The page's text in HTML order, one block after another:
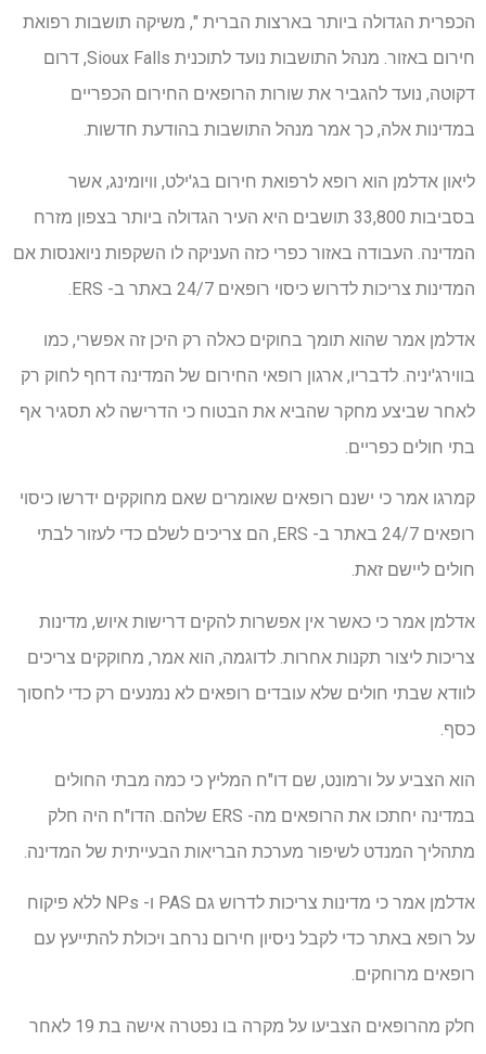
הכפרית הגדולה ביותר בארצות הברית ", משיקה תושבות רפואת
חירום באזור. מנהל התושבות נועד לתוכנית Sioux Falls, דרום
דקוטה, נועד להגביר את שורות הרופאים החירום הכפריים
במדינות אלה, כך אמר מנהל התושבות בהודעת חדשות.
ליאון אדלמן הוא רופא לרפואת חירום בג'ילט, וויומינג, אשר
בסביבות 33,800 תושבים היא העיר הגדולה ביותר בצפון מזרח
המדינה. העבודה באזור כפרי כזה העניקה לו השקפות ניואנסות אם
המדינות צריכות לדרוש כיסוי רופאים 24/7 באתר ב- ERS.
אדלמן אמר שהוא תומך בחוקים כאלה רק היכן זה אפשרי, כמו
בווירג'יניה. לדבריו, ארגון רופאי החירום של המדינה דחף לחוק רק
לאחר שביצע מחקר שהביא את הבטוח כי הדרישה לא תסגיר אף
בתי חולים כפריים.
קמרגו אמר כי ישנם רופאים שאומרים שאם מחוקקים ידרשו כיסוי
רופאים 24/7 באתר ב- ERS, הם צריכים לשלם כדי לעזור לבתי
חולים ליישם זאת.
אדלמן אמר כי כאשר אין אפשרות להקים דרישות איוש, מדינות
צריכות ליצור תקנות אחרות. לדוגמה, הוא אמר, מחוקקים צריכים
לוודא שבתי חולים שלא עובדים רופאים לא נמנעים רק כדי לחסוך
כסף.
הוא הצביע על ורמונט, שם דו"ח המליץ כי כמה מבתי החולים
במדינה יחתכו את הרופאים מה- ERS שלהם. הדו"ח היה חלק
מתהליך המנדט לשיפור מערכת הבריאות הבעייתית של המדינה.
אדלמן אמר כי מדינות צריכות לדרוש גם PAS ו- NPs ללא פיקוח
על רופא באתר כדי לקבל ניסיון חירום נרחב ויכולת להתייעץ עם
רופאים מרוחקים.
חלק מהרופאים הצביעו על מקרה בו נפטרה אישה בת 19 לאחר